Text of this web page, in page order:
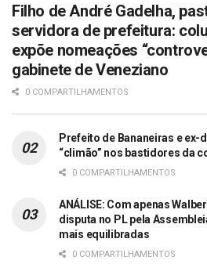
Filho de André Gadelha,
servidora de prefeitura:
expõe nomeações
gabinete de Veneziano
0 COMPARTILHAMENTOS
Prefeito de Bananeiras e
“climão” nos bastidores da
0 COMPARTILHAMENTOS
ANÁLISE: Com apenas
disputa no PL pela
mais equilibradas
0 COMPARTILHAMENTOS